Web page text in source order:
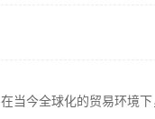
在当今全球化的贸易环境